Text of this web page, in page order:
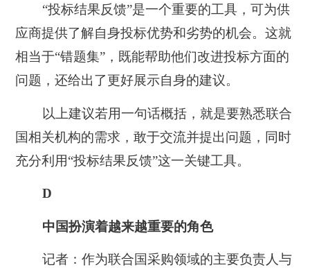
“投标结果反馈”是一个重要的工具，可为供
应商提供了解自身投标优势和劣势的机会。这就
相当于“错题集”，既能帮助他们改进投标方面的
问题，还给出了更好展示自身的建议。
以上建议若用一句话概括，就是要熟悉联合
国相关机构的需求，敢于交流并提出问题，同时
充分利用“投标结果反馈”这一关键工具。
D
中国扮演着越来越重要的角色
记者：作为联合国采购领域的主要负责人与